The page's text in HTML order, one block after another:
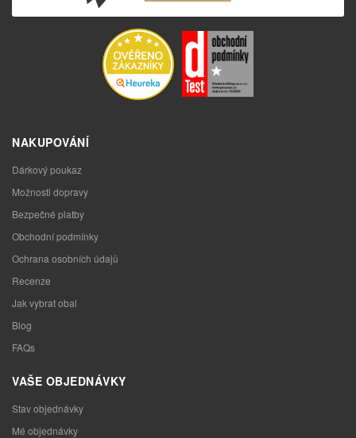
NAKUPOVÁNÍ
Dárkový poukaz
Možnosti dopravy
Bezpečné platby
Obchodní podmínky
Ochrana osobních údajů
Recenze
Jak vybrat obal
Blog
FAQs
VAŠE OBJEDNÁVKY
Stav objednávky
Mé objednávky